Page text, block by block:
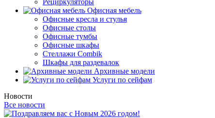
Рециркуляторы
Офисная мебель
Офисные кресла и стулья
Офисные столы
Офисные тумбы
Офисные шкафы
Стеллажи Combik
Шкафы для раздевалок
Архивные модели
Услуги по сейфам
Новости
Все новости